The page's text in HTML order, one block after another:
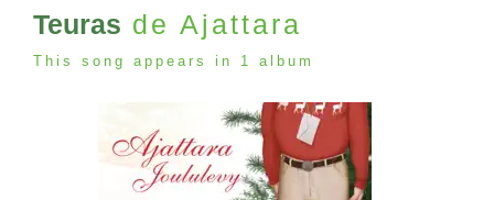
Teuras de Ajattara
This song appears in 1 album